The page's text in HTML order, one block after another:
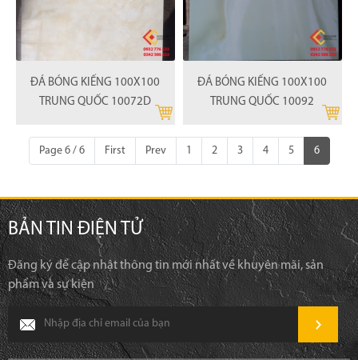
ĐÁ BÓNG KIẾNG 100X100
TRUNG QUỐC 10072D
ĐÁ BÓNG KIẾNG 100X100
TRUNG QUỐC 10092
Page 6 / 6 First Prev 1 2 3 4 5 6
BẢN TIN ĐIỆN TỬ
Đăng ký để cập nhật thông tin mới nhất về khuyên mãi, sản
phẩm và sự kiện